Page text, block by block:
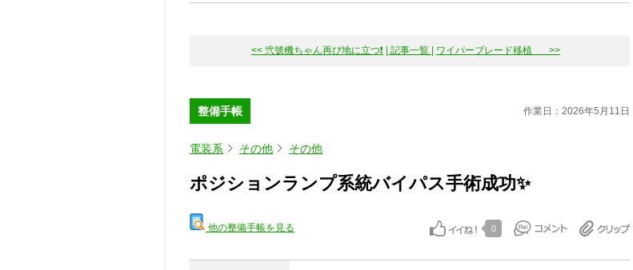
<< 弐號機ちゃん再び地に立つ❗ | 記事一覧 | ワイパーブレード移植 >>
整備手帳 作業日：2026年5月11日
電装系 その他 その他
ポジションランプ系統バイパス手術成功✨
他の整備手帳を見る 0